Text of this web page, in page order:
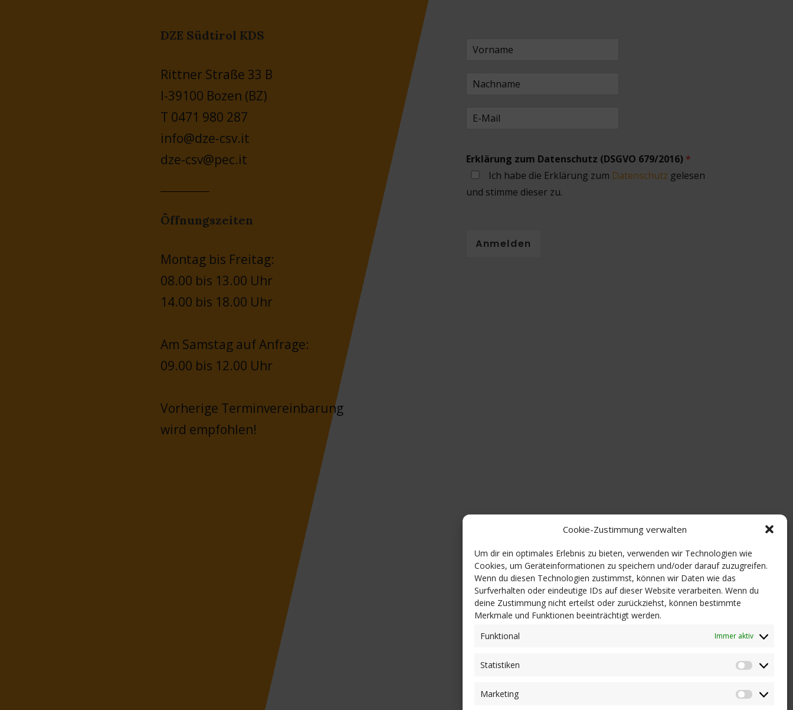
Cookie-Zustimmung verwalten
Um dir ein optimales Erlebnis zu bieten, verwenden wir Technologien wie
Cookies, um Geräteinformationen zu speichern und/oder darauf zuzugreifen.
Wenn du diesen Technologien zustimmst, können wir Daten wie das
Surfverhalten oder eindeutige IDs auf dieser Website verarbeiten. Wenn du
deine Zustimmung nicht erteilst oder zurückziehst, können bestimmte
Merkmale und Funktionen beeinträchtigt werden.
Funktional
Immer aktiv
Statistiken
Marketing
DZE Südtirol KDS
Rittner Straße 33 B
I-39100 Bozen (BZ)
T 0471 980 287
info@dze-csv.it
dze-csv@pec.it
Öffnungszeiten
Montag bis Freitag:
08.00 bis 13.00 Uhr
14.00 bis 18.00 Uhr
Am Samstag auf Anfrage:
09.00 bis 12.00 Uhr
Vorherige Terminvereinbarung
wird empfohlen!
Erklärung zum Datenschutz (DSGVO 679/2016) *
Ich habe die Erklärung zum Datenschutz gelesen
und stimme dieser zu.
Anmelden